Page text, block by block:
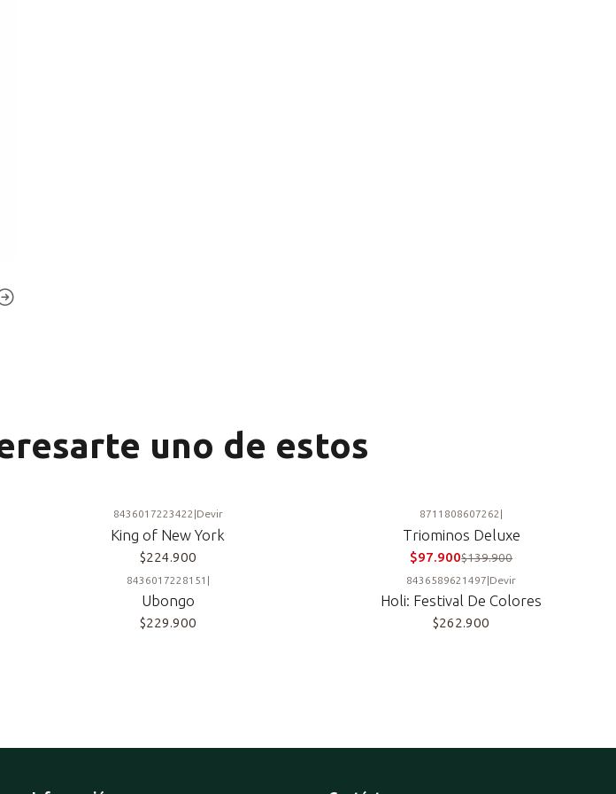
uno de estos
8436017223422 Devir
King of New York
$224.900
8711808607262
Triominos Deluxe
$97.900$139.900
8436017228151 |
Ubongo
$229.900
8436589621497|Devir
Holi: Festival De Colores
$262.900